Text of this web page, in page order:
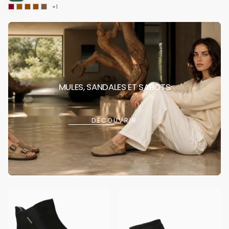
+1
MULES, SANDALES ET SABOTS
DÉCOUVRIR